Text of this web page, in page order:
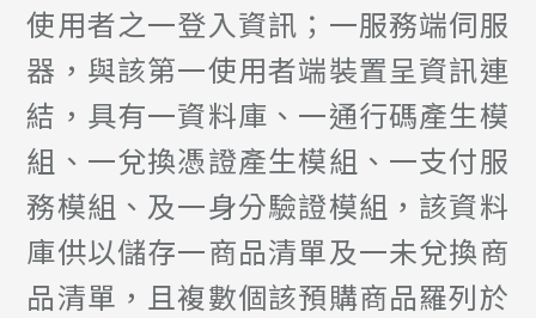
使用者之一登入資訊；一服務端伺服
器，與該第一使用者端裝置呈資訊連
結，具有一資料庫、一通行碼產生模
組、一兌換憑證產生模組、一支付服
務模組、及一身分驗證模組，該資料
庫供以儲存一商品清單及一未兌換商
品清單，且複數個該預購商品羅列於